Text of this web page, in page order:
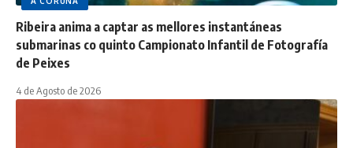
Ribeira anima a captar as mellores instantáneas
submarinas co quinto Campionato Infantil de Fotografía
de Peixes
4 de Agosto de 2026